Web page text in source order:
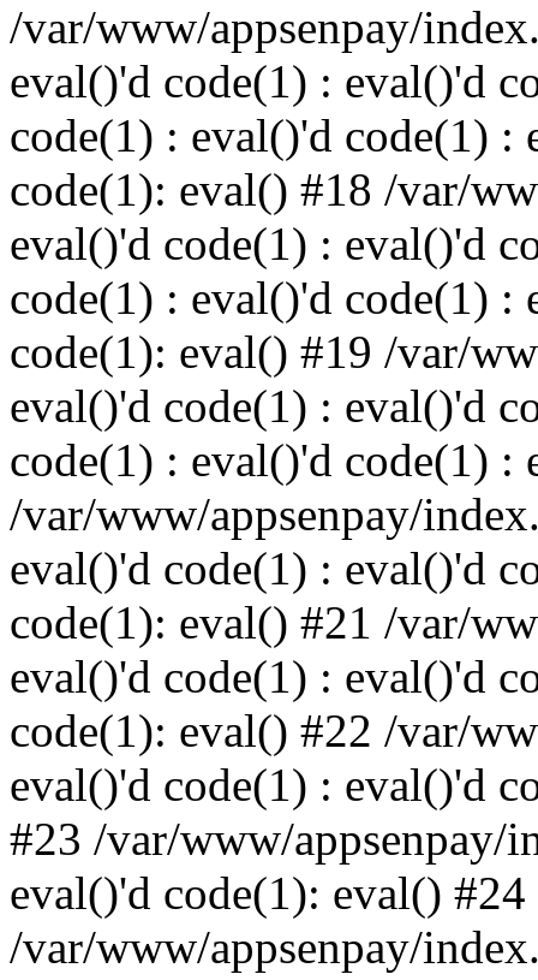
/var/www/appsenpay/
eval()'d code(1) : eval()'d
code(1) : eval()'d code(1) :
code(1): eval() #18 /var/
eval()'d code(1) : eval()'d
code(1) : eval()'d code(1) :
code(1): eval() #19 /var/
eval()'d code(1) : eval()'d
code(1) : eval()'d code(1) :
/var/www/appsenpay/
eval()'d code(1) : eval()'d
code(1): eval() #21 /var/
eval()'d code(1) : eval()'d
code(1): eval() #22 /var/
eval()'d code(1) : eval()'d
#23 /var/www/appsenpay/
eval()'d code(1): eval() #24
/var/www/appsenpay/